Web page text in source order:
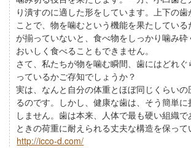
り潰すのに適した形をしています。上下の歯
ことで、物を噛むという機能を果たしてい
が揃っていないと、食べ物をしっかり噛み砕
おいしく食べることもできません。
さて、私たちが物を噛む瞬間、歯にはどれ
っているかご存知でしょうか？
実は、なんと自分の体重とほぼ同じくらい
るのです。しかし、健康な歯は、そう簡単に
しません。歯は本来、人体で最も硬い組織
ときの荷重に耐えられる丈夫な構造を保って
http://icco-d.com/